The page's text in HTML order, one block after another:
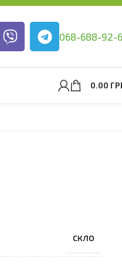
068-688-92-
0.00
скло